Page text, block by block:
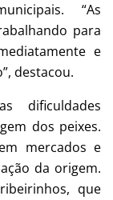
“As
para
e
destacou.
dificuldades
dos peixes.
mercados e
da origem.
que